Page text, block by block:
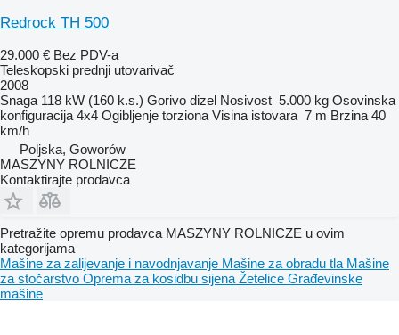
Redrock TH 500
29.000 € Bez PDV-a
Teleskopski prednji utovarivač
2008
Snaga 118 kW (160 k.s.) Gorivo dizel Nosivost 5.000 kg Osovinska
konfiguracija 4x4 Ogibljenje torziona Visina istovara 7 m Brzina 40
km/h
Poljska, Goworów
MASZYNY ROLNICZE
Kontaktirajte prodavca
Pretražite opremu prodavca MASZYNY ROLNICZE u ovim
kategorijama
Mašine za zaliјеvanje i navodnjavanje Mašine za obradu tla Mašine
za stočarstvo Oprema za kosidbu sijena Žetelice Građevinske
mašine